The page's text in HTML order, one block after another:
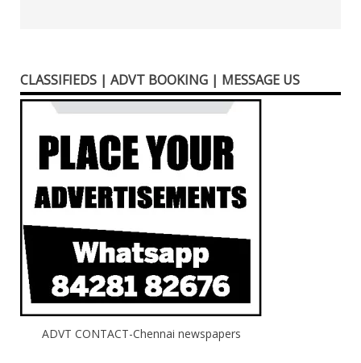
CLASSIFIEDS | ADVT BOOKING | MESSAGE US
ADVT CONTACT-Chennai newspapers